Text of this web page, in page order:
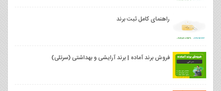
راهنمای کامل ثبت برند
فروش برند آماده | برند آرایشی و بهداشتی (سرتلی)